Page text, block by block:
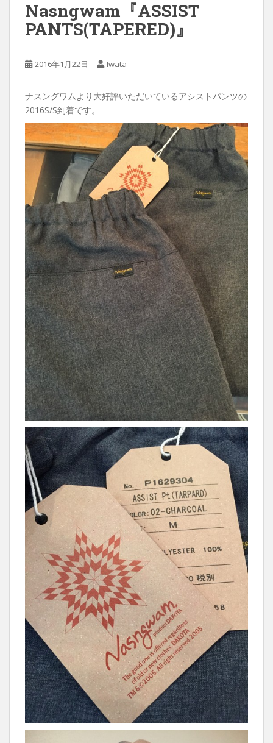
Nasngwam『ASSIST
PANTS(TAPERED)』
2016年1月22日 Iwata
ナスングワムより大好評いただいているアシストパンツの
2016S/S到着です。